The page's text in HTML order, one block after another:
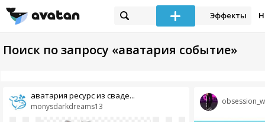
Эффекты
Поиск по запросу «аватария событие»
monysdarkdreams13
аватария ресурс из сваде...